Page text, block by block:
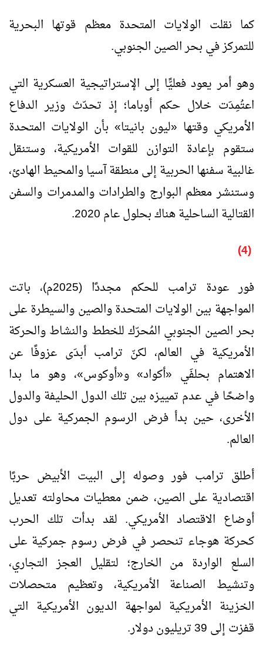
كما نقلت الولايات المتحدة معظم قوتها البحرية
للتمركز في بحر الصين الجنوبي.
وهو أمر يعود فعليًّا إلى الإستراتيجية العسكرية التي
اعتُمِدَت خلال حكم أوباما؛ إذ تحدّث وزير الدفاع
الأمريكي وقتها «ليون بانيتا» بأن الولايات المتحدة
ستقوم بإعادة التوازن للقوات الأمريكية، وستنقل
غالبية سفنها الحربية إلى منطقة آسيا والمحيط الهادئ،
وستنشر معظم البوارج والطرادات والمدمرات والسفن
القتالية الساحلية هناك بحلول عام 2020.
(4)
فور عودة ترامب للحكم مجددًا (2025م)، باتت
المواجهة بين الولايات المتحدة والصين والسيطرة على
بحر الصين الجنوبي المُحرّك للخطط والنشاط والحركة
الأمريكية في العالم، لكنّ ترامب أبدَى عزوفًا عن
الاهتمام بحلفَي «أكواد» و«أوكوس»، وهو ما بدا
واضحًا في عدم تمييزه بين تلك الدول الحليفة والدول
الأخرى، حين بدأ فرض الرسوم الجمركية على دول
العالم.
أطلق ترامب فور وصوله إلى البيت الأبيض حربًا
اقتصادية على الصين، ضمن معطيات محاولته تعديل
أوضاع الاقتصاد الأمريكي. لقد بدأت تلك الحرب
كحركة هوجاء تنحصر في فرض رسوم جمركية على
السلع الواردة من الخارج؛ لتقليل العجز التجاري،
وتنشيط الصناعة الأمريكية، وتعظيم متحصلات
الخزينة الأمريكية لمواجهة الديون الأمريكية التي
قفزت إلى 39 تريليون دولار.